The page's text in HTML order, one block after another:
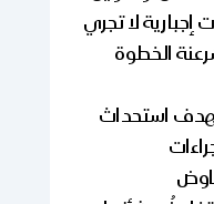
لا تجري
الخطوة
استحداث